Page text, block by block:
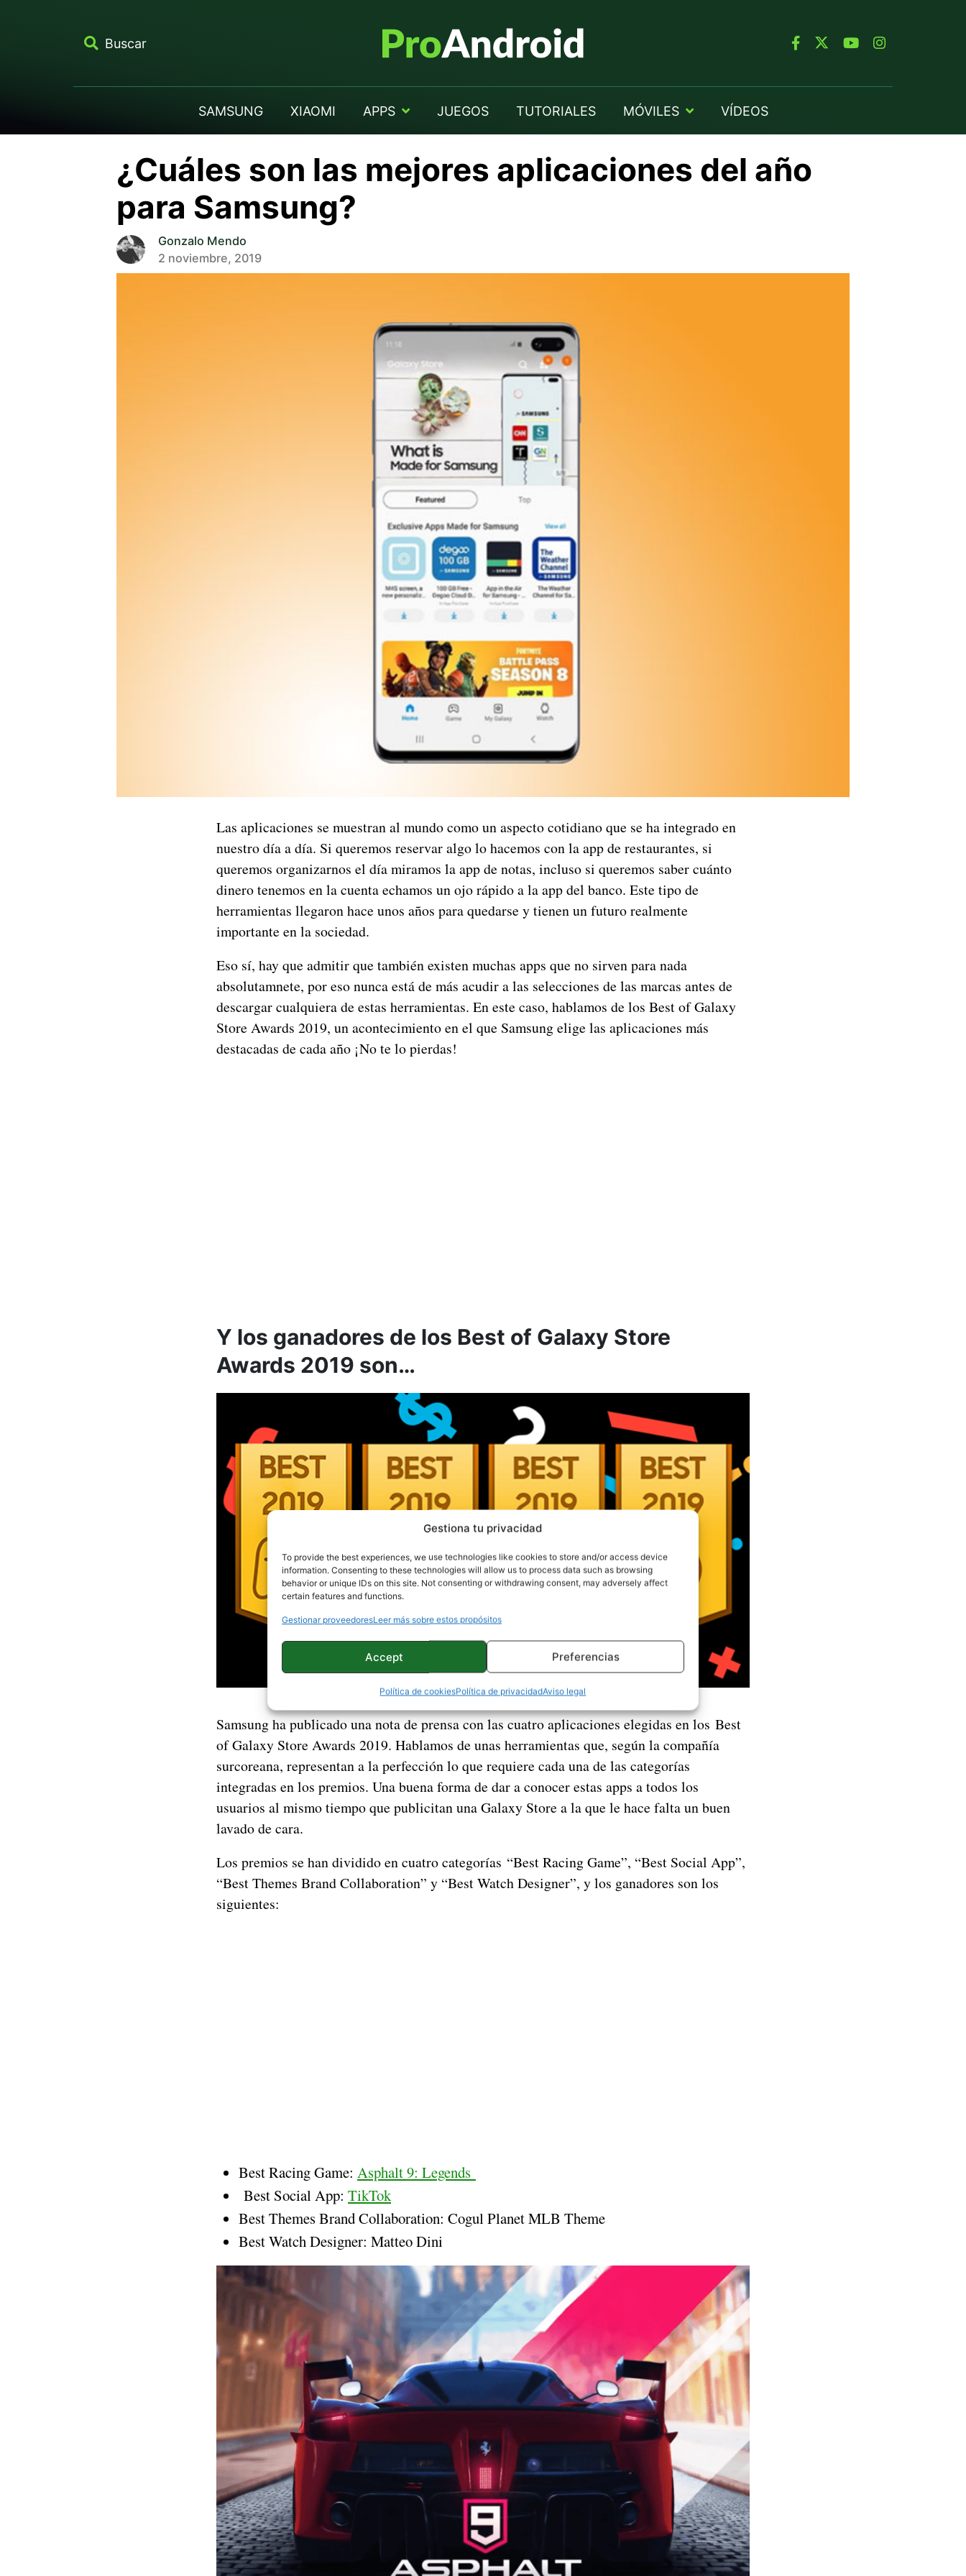
Gestiona tu privacidad
To provide the best experiences, we use technologies like cookies to store and/or access device
information. Consenting to these technologies will allow us to process data such as browsing
behavior or unique IDs on this site. Not consenting or withdrawing consent, may adversely affect
certain features and functions.
Gestionar proveedoresLeer más sobre estos propósitos
Accept Preferencias
Política de cookiesPolítica de privacidadAviso legal
Buscar
SAMSUNG XIAOMI APPS JUEGOS TUTORIALES MÓVILES VÍDEOS
¿Cuáles son las mejores aplicaciones del año
para Samsung?
Gonzalo Mendo
2 noviembre, 2019
Las aplicaciones se muestran al mundo como un aspecto cotidiano que se ha integrado en
nuestro día a día. Si queremos reservar algo lo hacemos con la app de restaurantes, si
queremos organizarnos el día miramos la app de notas, incluso si queremos saber cuánto
dinero tenemos en la cuenta echamos un ojo rápido a la app del banco. Este tipo de
herramientas llegaron hace unos años para quedarse y tienen un futuro realmente
importante en la sociedad.
Eso sí, hay que admitir que también existen muchas apps que no sirven para nada
absolutamnete, por eso nunca está de más acudir a las selecciones de las marcas antes de
descargar cualquiera de estas herramientas. En este caso, hablamos de los Best of Galaxy
Store Awards 2019, un acontecimiento en el que Samsung elige las aplicaciones más
destacadas de cada año ¡No te lo pierdas!
Y los ganadores de los Best of Galaxy Store
Awards 2019 son…
Samsung ha publicado una nota de prensa con las cuatro aplicaciones elegidas en los Best
of Galaxy Store Awards 2019. Hablamos de unas herramientas que, según la compañía
surcoreana, representan a la perfección lo que requiere cada una de las categorías
integradas en los premios. Una buena forma de dar a conocer estas apps a todos los
usuarios al mismo tiempo que publicitan una Galaxy Store a la que le hace falta un buen
lavado de cara.
Los premios se han dividido en cuatro categorías “Best Racing Game”, “Best Social App”,
“Best Themes Brand Collaboration” y “Best Watch Designer”, y los ganadores son los
siguientes:
Best Racing Game: Asphalt 9: Legends
Best Social App: TikTok
Best Themes Brand Collaboration: Cogul Planet MLB Theme
Best Watch Designer: Matteo Dini